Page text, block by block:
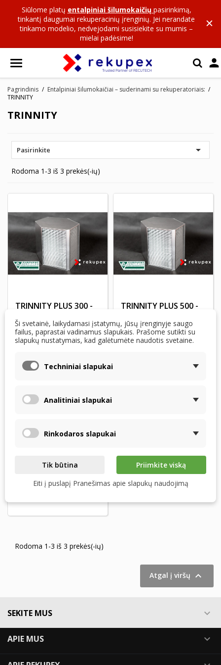
Siūlome platų entalpiniai šilumokaičių pasirinkimą,
tinkantį daugumai rekuperacinių įrenginių. Jei nerandate
tinkamo modelio, nedvejodami susisiekite su mumis –
mielai padėsime!

Pagrindinis
Entalpiniai šilumokaičiai – suderinami su rekuperatoriais:
TRINNITY
TRINNITY
Pasirinkite 
Rodoma 1-3 iš 3 prekės(-ių)
TRINNITY PLUS 300 -
šilumokaitis
TRINNITY PLUS 500 -
šilumokaitis
RECUTECH entalpinis
Rodoma 1-3 iš 3 prekės(-ių)
Atgal į viršų 
SEKITE MUS 
APIE MUS 
Ši svetainė, laikydamasi įstatymų, jūsų įrenginyje saugo
failus, paprastai vadinamus slapukais. Prašome sutikti su
slapukų nustatymais, kad galėtumėte naudotis svetaine.
Techniniai slapukai
Analitiniai slapukai
Rinkodaros slapukai
Tik būtina
Priimkite viską
Eiti į puslapį Pranešimas apie slapukų naudojimą